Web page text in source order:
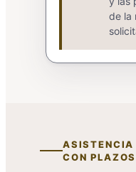
de la
ASISTENCIA
CON